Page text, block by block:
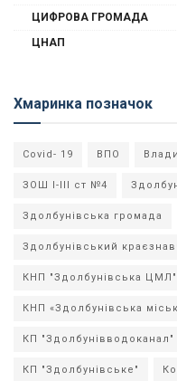
ЦИФРОВА ГРОМАДА
ЦНАП
Хмаринка позначок
Covid- 19 ВПО
ЗОШ І-ІІІ ст №4
Здолбунівська громада
Здолбунівський
КНП "Здолбунівська ЦМЛ"
КНП «Здолбунівська
КП "Здолбунівводоканал"
КП "Здолбунівське"